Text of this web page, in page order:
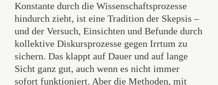
Konstante durch die Wissenschaftsprozesse
hindurch zieht, ist eine Tradition der Skepsis –
und der Versuch, Einsichten und Befunde durch
kollektive Diskursprozesse gegen Irrtum zu
sichern. Das klappt auf Dauer und auf lange
Sicht ganz gut, auch wenn es nicht immer
sofort funktioniert. Aber die Methoden, mit